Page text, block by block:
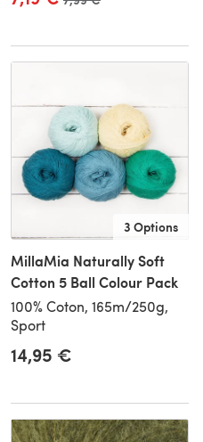
3 Options
MillaMia Naturally Soft
Cotton 5 Ball Colour Pack
100% Coton, 165m/250g,
Sport
14,95 €